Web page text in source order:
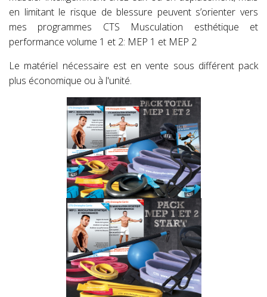
en limitant le risque de blessure peuvent s’orienter vers
mes programmes CTS Musculation esthétique et
performance volume 1 et 2: MEP 1 et MEP 2
Le matériel nécessaire est en vente sous différent pack
plus économique ou à l'unité.